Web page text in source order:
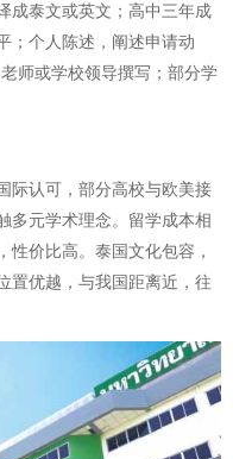
成泰文或英文；高中三年成
；个人陈述，阐述申请动
师或学校领导撰写；部分学
际认可，部分高校与欧美接
多元学术理念。留学成本相
性价比高。泰国文化包容，
置优越，与我国距离近，往